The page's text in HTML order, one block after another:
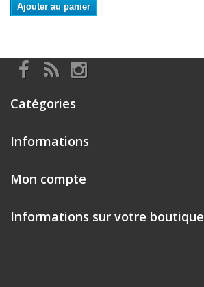
Ajouter au panier
Catégories
Informations
Mon compte
Informations sur votre boutique